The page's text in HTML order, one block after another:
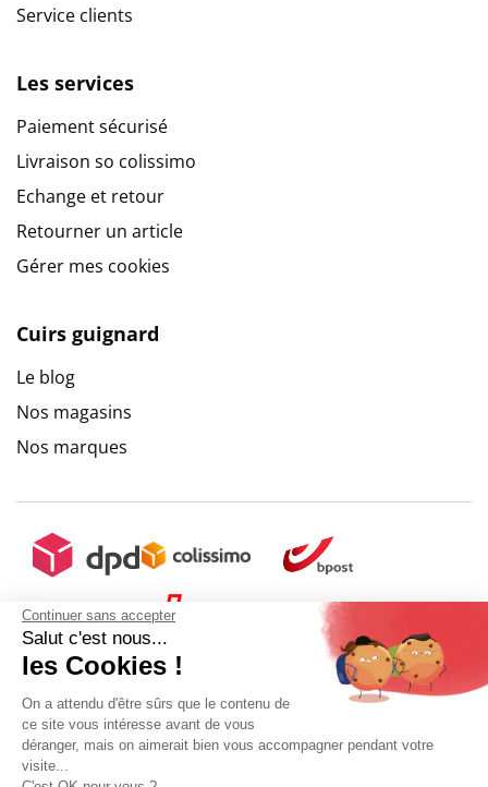
Continuer sans accepter
Salut c'est nous...
les Cookies !
On a attendu d'être sûrs que le contenu de
ce site vous intéresse avant de vous
déranger, mais on aimerait bien vous accompagner pendant votre
visite...
Service clients
Les services
Paiement sécurisé
Livraison so colissimo
Echange et retour
Retourner un article
Gérer mes cookies
Cuirs guignard
Le blog
Nos magasins
Nos marques